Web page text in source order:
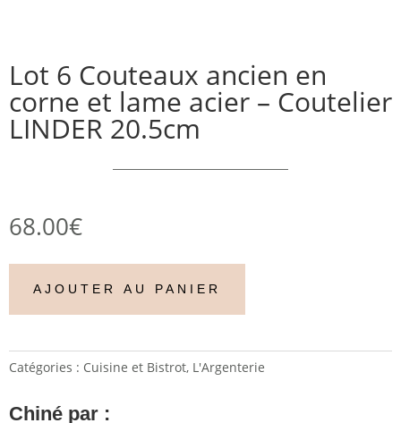
Lot 6 Couteaux ancien en
corne et lame acier – Coutelier
LINDER 20.5cm
68.00€
AJOUTER AU PANIER
Catégories : Cuisine et Bistrot, L'Argenterie
Chiné par :